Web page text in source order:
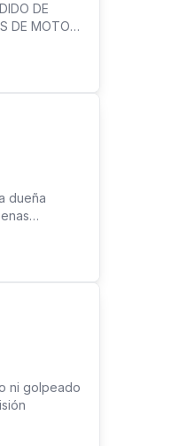
DE
DE MOTOR
dueña
ANTIGUO
ni golpeado